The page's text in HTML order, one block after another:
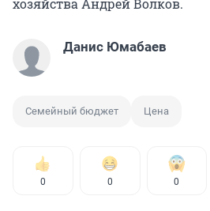
хозяйства Андрей Волков.
Данис Юмабаев
Семейный бюджет Цена
0 0 0